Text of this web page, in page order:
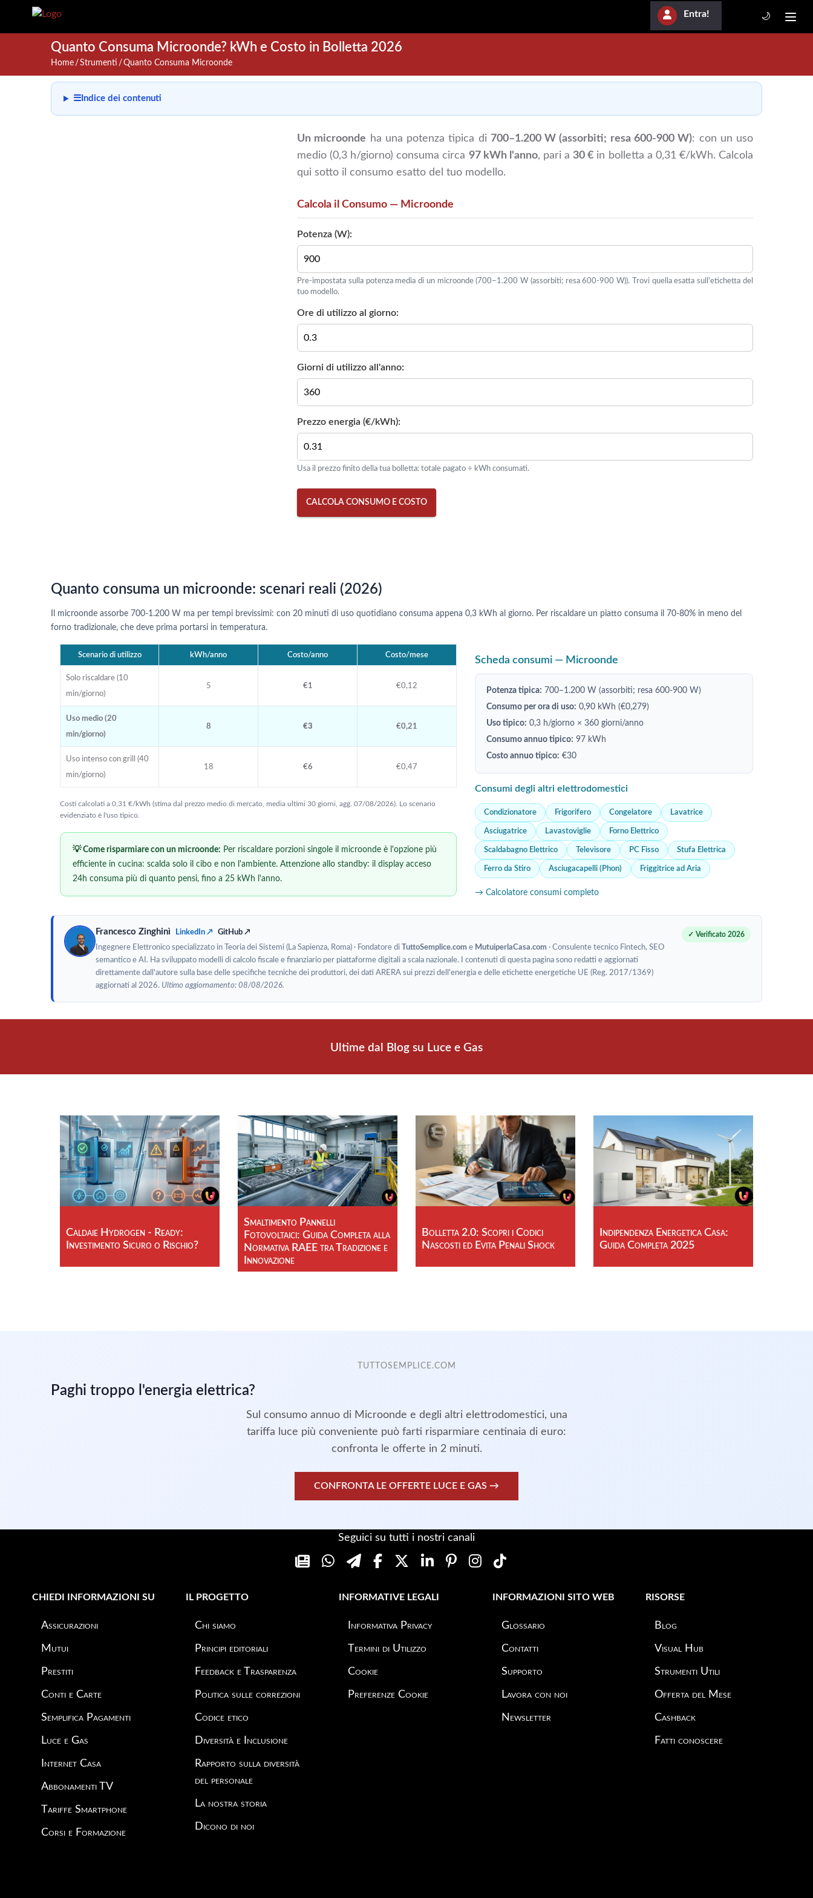
Entra! 🌙
Quanto Consuma Microonde? kWh e Costo in Bolletta 2026
Home Strumenti Quanto Consuma Microonde
☰ Indice dei contenuti
Un microonde ha una potenza tipica di 700–1.200 W (assorbiti; resa 600-900 W): con un uso
medio (0,3 h/giorno) consuma circa 97 kWh l'anno, pari a 30 € in bolletta a 0,31 €/kWh. Calcola
qui sotto il consumo esatto del tuo modello.
Calcola il Consumo — Microonde
Potenza (W):
Pre-impostata sulla potenza media di un microonde (700–1.200 W (assorbiti; resa 600-900 W)). Trovi quella esatta sull'etichetta del
tuo modello.
Ore di utilizzo al giorno:
Giorni di utilizzo all'anno:
Prezzo energia (€/kWh):
Usa il prezzo finito della tua bolletta: totale pagato ÷ kWh consumati.
CALCOLA CONSUMO E COSTO
Quanto consuma un microonde: scenari reali (2026)
Il microonde assorbe 700-1.200 W ma per tempi brevissimi: con 20 minuti di uso quotidiano consuma appena 0,3 kWh al giorno. Per riscaldare un piatto consuma il 70-80% in meno del
forno tradizionale, che deve prima portarsi in temperatura.
Scenario di utilizzo kWh/anno Costo/anno Costo/mese
Solo riscaldare (10
min/giorno)
5 €1 €0,12
Uso medio (20
min/giorno)
8 €3 €0,21
Uso intenso con grill (40
min/giorno)
18 €6 €0,47
Costi calcolati a 0,31 €/kWh (stima dal prezzo medio di mercato, media ultimi 30 giorni, agg. 07/08/2026). Lo scenario
evidenziato è l'uso tipico.
💡 Come risparmiare con un microonde: Per riscaldare porzioni singole il microonde è l'opzione più
efficiente in cucina: scalda solo il cibo e non l'ambiente. Attenzione allo standby: il display acceso
24h consuma più di quanto pensi, fino a 25 kWh l'anno.
Scheda consumi — Microonde
Potenza tipica: 700–1.200 W (assorbiti; resa 600-900 W)
Consumo per ora di uso: 0,90 kWh (€0,279)
Uso tipico: 0,3 h/giorno × 360 giorni/anno
Consumo annuo tipico: 97 kWh
Costo annuo tipico: €30
Consumi degli altri elettrodomestici
Condizionatore Frigorifero Congelatore Lavatrice
Asciugatrice Lavastoviglie Forno Elettrico
Scaldabagno Elettrico Televisore PC Fisso Stufa Elettrica
Ferro da Stiro Asciugacapelli (Phon) Friggitrice ad Aria
→ Calcolatore consumi completo
Francesco Zinghinì LinkedIn ↗ GitHub ↗
Ingegnere Elettronico specializzato in Teoria dei Sistemi (La Sapienza, Roma) · Fondatore di TuttoSemplice.com e MutuiperlaCasa.com · Consulente tecnico Fintech, SEO
semantico e AI. Ha sviluppato modelli di calcolo fiscale e finanziario per piattaforme digitali a scala nazionale. I contenuti di questa pagina sono redatti e aggiornati
direttamente dall'autore sulla base delle specifiche tecniche dei produttori, dei dati ARERA sui prezzi dell'energia e delle etichette energetiche UE (Reg. 2017/1369)
aggiornati al 2026. Ultimo aggiornamento: 08/08/2026.
✓ Verificato 2026
Ultime dal Blog su Luce e Gas
Caldaie Hydrogen - Ready:
Investimento Sicuro o Rischio?
Smaltimento Pannelli
Fotovoltaici: Guida Completa alla
Normativa RAEE tra Tradizione e
Innovazione
Bolletta 2.0: Scopri i Codici
Nascosti ed Evita Penali Shock
Indipendenza Energetica Casa:
Guida Completa 2025
TUTTOSEMPLICE.COM
Paghi troppo l'energia elettrica?
Sul consumo annuo di Microonde e degli altri elettrodomestici, una
tariffa luce più conveniente può farti risparmiare centinaia di euro:
confronta le offerte in 2 minuti.
CONFRONTA LE OFFERTE LUCE E GAS →
Seguici su tutti i nostri canali
CHIEDI INFORMAZIONI SU
Assicurazioni
Mutui
Prestiti
Conti e Carte
Semplifica Pagamenti
Luce e Gas
Internet Casa
Abbonamenti TV
Tariffe Smartphone
Corsi e Formazione
IL PROGETTO
Chi siamo
Principi editoriali
Feedback e Trasparenza
Politica sulle correzioni
Codice etico
Diversità e Inclusione
Rapporto sulla diversità
del personale
La nostra storia
Dicono di noi
INFORMATIVE LEGALI
Informativa Privacy
Termini di Utilizzo
Cookie
Preferenze Cookie
INFORMAZIONI SITO WEB
Glossario
Contatti
Supporto
Lavora con noi
Newsletter
RISORSE
Blog
Visual Hub
Strumenti Utili
Offerta del Mese
Cashback
Fatti conoscere